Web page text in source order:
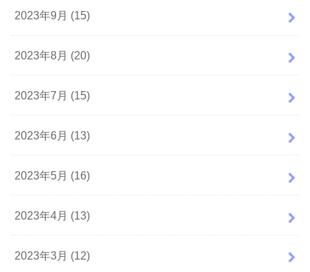
2023年9月 (15)
2023年8月 (20)
2023年7月 (15)
2023年6月 (13)
2023年5月 (16)
2023年4月 (13)
2023年3月 (12)